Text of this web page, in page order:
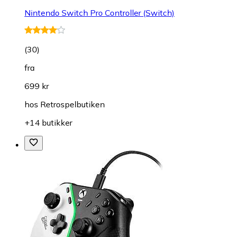
Nintendo Switch Pro Controller (Switch)
(30)
fra
699 kr
hos Retrospelbutiken
+14 butikker